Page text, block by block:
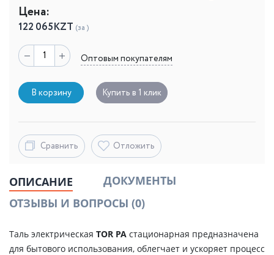
Цена:
122 065KZT (за )
Оптовым покупателям
В корзину Купить в 1 клик
Сравнить Отложить
ОПИСАНИЕ
ДОКУМЕНТЫ
ОТЗЫВЫ И ВОПРОСЫ (0)
Таль электрическая TOR PA стационарная предназначена
для бытового использования, облегчает и ускоряет процесс